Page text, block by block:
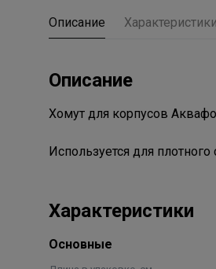
Описание Характеристики
Описание
Хомут для корпусов
Используется для
Характеристики
Основные